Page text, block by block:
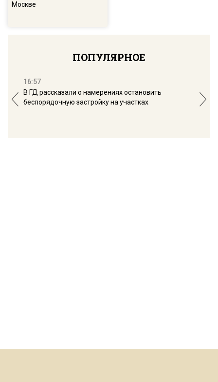
Москве
ПОПУЛЯРНОЕ
16:57
В ГД рассказали о намерениях остановить
беспорядочную застройку на участках